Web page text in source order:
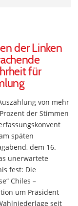
der Linken
für
von mehr
der Stimmen
späten
dem 16.
unerwartete
fest: Die
Chiles –
um Präsident
seit